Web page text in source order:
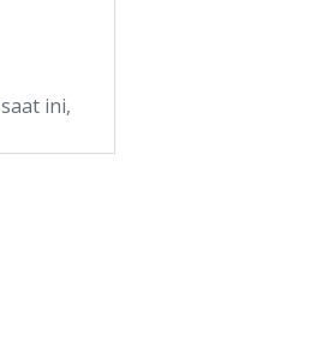
ini,